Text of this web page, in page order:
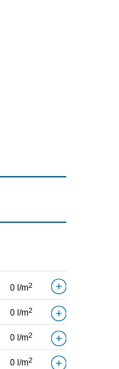
0 l/m2
0 l/m2
0 l/m2
0 l/m2